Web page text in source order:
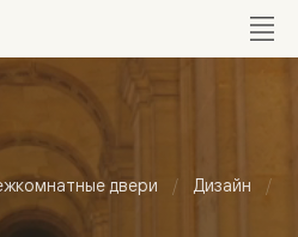
двери Дизайн